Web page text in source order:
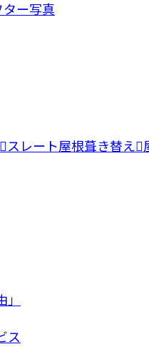
スレート屋根葺き替え